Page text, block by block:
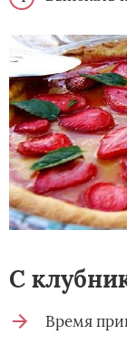
С
Время